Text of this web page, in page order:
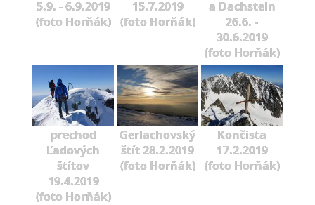
5.9. - 6.9.2019
(foto Horňák)
15.7.2019
(foto Horňák)
a Dachstein
26.6. -
30.6.2019
(foto Horňák)
prechod
Ľadových
štítov
19.4.2019
(foto Horňák)
Gerlachovský
štít 28.2.2019
(foto Horňák)
Končista
17.2.2019
(foto Horňák)